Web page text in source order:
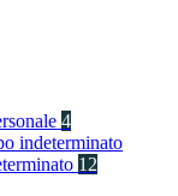
4
indeterminato
12